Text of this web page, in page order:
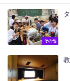
その他